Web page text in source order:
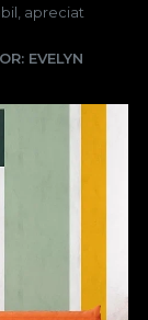
apreciat
EVELYN